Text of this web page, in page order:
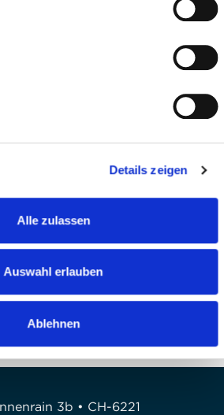
Details zeigen
Alle zulassen
Auswahl erlauben
Ablehnen
33 67
3b • CH-6221